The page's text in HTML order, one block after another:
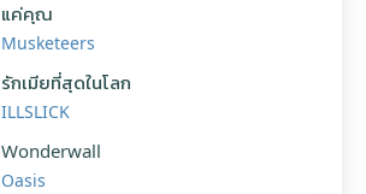
แค่คุณ
Musketeers
รักเมียที่สุดในโลก
ILLSLICK
Wonderwall
Oasis